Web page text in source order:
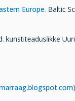
Europe. Baltic
kunstiteaduslikke